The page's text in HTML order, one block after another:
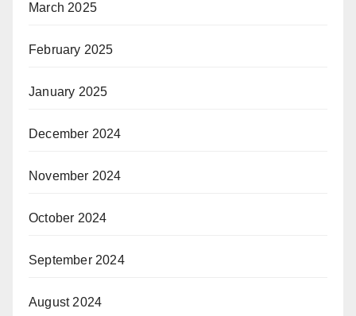
March 2025
February 2025
January 2025
December 2024
November 2024
October 2024
September 2024
August 2024